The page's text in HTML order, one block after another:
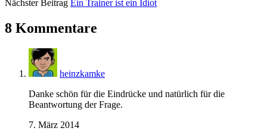
Nächster Beitrag Ein Trainer ist ein Idiot
8 Kommentare
heinzkamke
Danke schön für die Eindrücke und natürlich für die
Beantwortung der Frage.
7. März 2014